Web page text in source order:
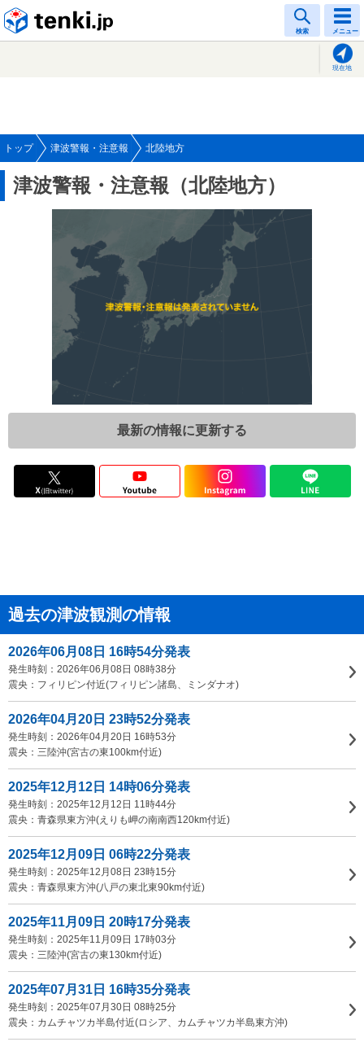
検索 メニュー
現在地
トップ 津波警報・注意報 北陸地方
津波警報・注意報（北陸地方）
最新の情報に更新する
過去の津波観測の情報
2026年06月08日 16時54分発表
発生時刻：2026年06月08日 08時38分
震央：フィリピン付近(フィリピン諸島、ミンダナオ)
2026年04月20日 23時52分発表
発生時刻：2026年04月20日 16時53分
震央：三陸沖(宮古の東100km付近)
2025年12月12日 14時06分発表
発生時刻：2025年12月12日 11時44分
震央：青森県東方沖(えりも岬の南南西120km付近)
2025年12月09日 06時22分発表
発生時刻：2025年12月08日 23時15分
震央：青森県東方沖(八戸の東北東90km付近)
2025年11月09日 20時17分発表
発生時刻：2025年11月09日 17時03分
震央：三陸沖(宮古の東130km付近)
2025年07月31日 16時35分発表
発生時刻：2025年07月30日 08時25分
震央：カムチャツカ半島付近(ロシア、カムチャツカ半島東方沖)